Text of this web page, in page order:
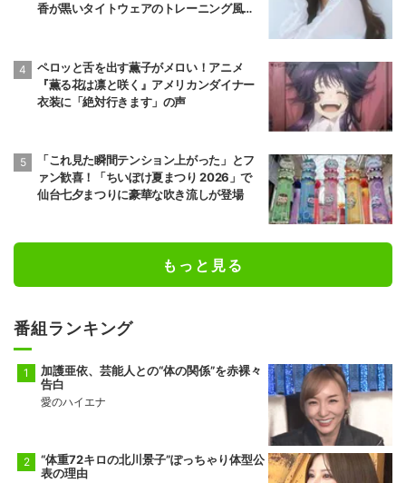
香が黒いタイトウェアのトレーニング風景
ペロッと舌を出す薫子がメロい！アニメ
『薫る花は凛と咲く』アメリカンダイナー
衣装に「絶対行きます」の声
「これ見た瞬間テンション上がった」とフ
ァン歓喜！「ちいぽけ夏まつり 2026」で
仙台七夕まつりに豪華な吹き流しが登場
もっと見る
番組ランキング
加護亜依、芸能人との“体の関係”を赤裸々
告白
愛のハイエナ
“体重72キロの北川景子”ぽっちゃり体型公
表の理由